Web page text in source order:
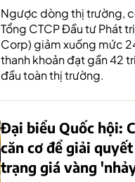
Ngược dòng thị trường,
Tổng CTCP Đầu tư Phát
Corp) giảm xuống mức
thanh khoản đạt gần 42
đầu toàn thị trường.
Đại biểu Quốc hội:
căn cơ để giải
trạng giá vàng